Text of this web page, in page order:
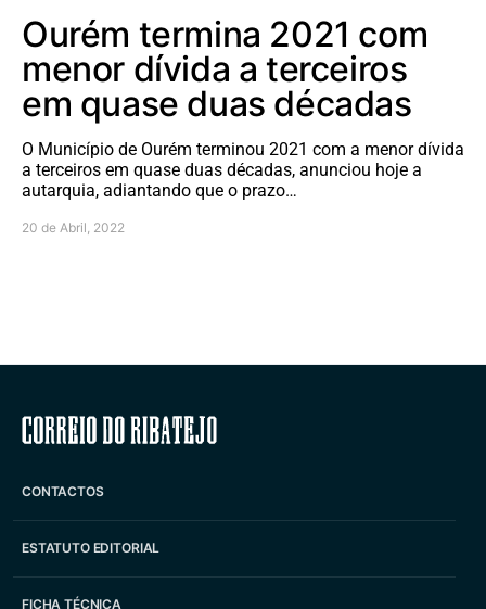
Ourém termina 2021 com
menor dívida a terceiros
em quase duas décadas
O Município de Ourém terminou 2021 com a menor dívida
a terceiros em quase duas décadas, anunciou hoje a
autarquia, adiantando que o prazo…
20 de Abril, 2022
Correio do Ribatejo
CONTACTOS
ESTATUTO EDITORIAL
FICHA TÉCNICA